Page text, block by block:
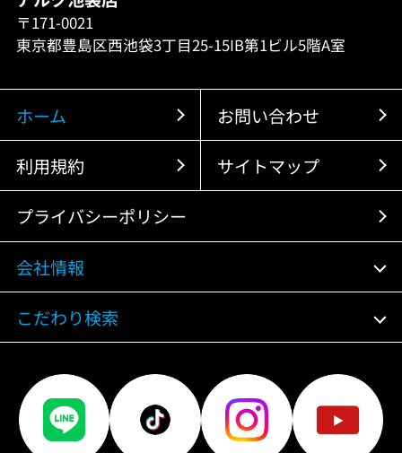
〒171-0021
東京都豊島区西池袋3丁目25-15IB第1ビル5階A室
ホーム お問い合わせ
利用規約 サイトマップ
プライバシーポリシー
会社情報
こだわり検索